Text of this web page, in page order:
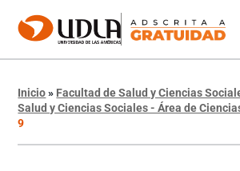
Inicio» Facultad de Salud y Ciencias
Salud y Ciencias Sociales - Área de
9